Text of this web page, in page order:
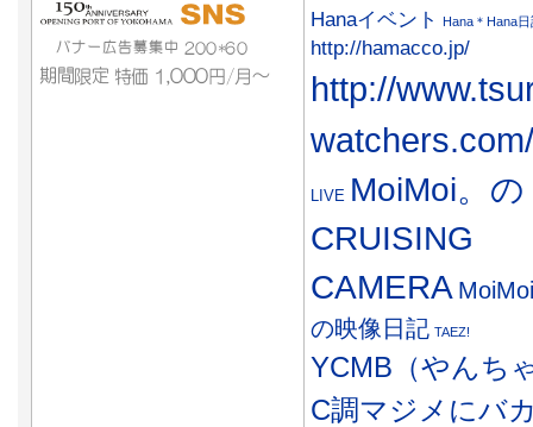
Hanaイベント
Hana＊Hana日
http://hamacco.jp/
http://
watchers.com/
LIVE MoiMoi。の
CRUISING
CAMERA
の映像日記 TAEZ!
YCMB（やんち
C調マジメにバ